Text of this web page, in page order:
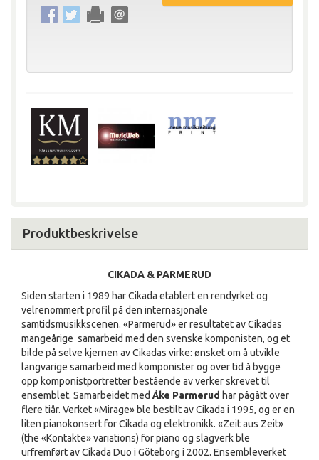
Produktbeskrivelse
CIKADA & PARMERUD
Siden starten i 1989 har Cikada etablert en rendyrket og
velrenommert profil på den internasjonale
samtidsmusikkscenen. «Parmerud» er resultatet av Cikadas
mangeårige samarbeid med den svenske komponisten, og et
bilde på selve kjernen av Cikadas virke: ønsket om å utvikle
langvarige samarbeid med komponister og over tid å bygge
opp komponistportretter bestående av verker skrevet til
ensemblet. Samarbeidet med Åke Parmerud har pågått over
flere tiår. Verket «Mirage» ble bestilt av Cikada i 1995, og er en
liten pianokonsert for Cikada og elektronikk. «Zeit aus Zeit»
(the «Kontakte» variations) for piano og slagverk ble
urfremført av Cikada Duo i Göteborg i 2002. Ensembleverket